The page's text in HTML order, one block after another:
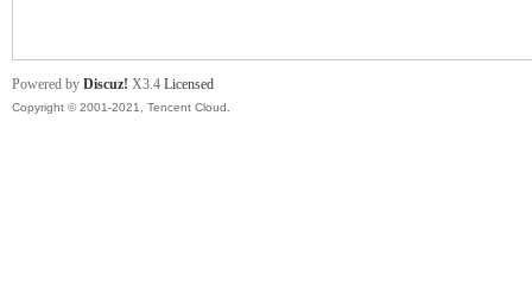
Powered by Discuz! X3.4 Licensed
Copyright © 2001-2021, Tencent Cloud.